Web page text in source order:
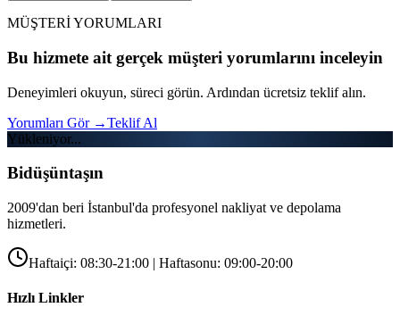
MÜŞTERİ YORUMLARI
Bu hizmete ait gerçek müşteri yorumlarını inceleyin
Deneyimleri okuyun, süreci görün. Ardından ücretsiz teklif alın.
Yorumları Gör →Teklif Al
Yükleniyor...
Bidüşüntaşın
2009'dan beri İstanbul'da profesyonel nakliyat ve depolama
hizmetleri.
Haftaiçi: 08:30-21:00 | Haftasonu: 09:00-20:00
Hızlı Linkler